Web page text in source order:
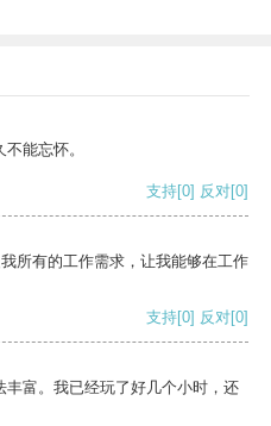
能忘怀。
支持[0] 反对[0]
所有的工作需求，让我能够在工作
支持[0] 反对[0]
富。我已经玩了好几个小时，还